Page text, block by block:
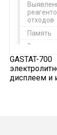
отходов
Память
кода
GASTAT-
дисплеем и